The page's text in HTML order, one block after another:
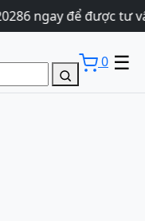
ngay để được tư
0 ☰